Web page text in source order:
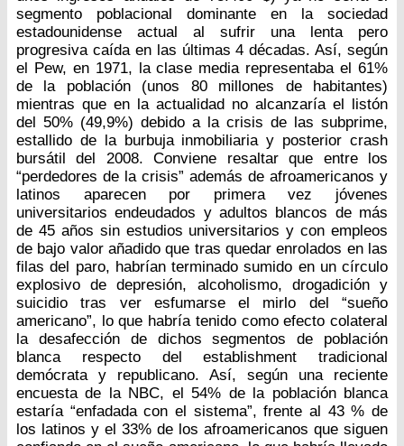
segmento poblacional dominante en la sociedad
estadounidense actual al sufrir una lenta pero
progresiva caída en las últimas 4 décadas. Así, según
el Pew, en 1971, la clase media representaba el 61%
de la población (unos 80 millones de habitantes)
mientras que en la actualidad no alcanzaría el listón
del 50% (49,9%) debido a la crisis de las subprime,
estallido de la burbuja inmobiliaria y posterior crash
bursátil del 2008. Conviene resaltar que entre los
“perdedores de la crisis” además de afroamericanos y
latinos aparecen por primera vez jóvenes
universitarios endeudados y adultos blancos de más
de 45 años sin estudios universitarios y con empleos
de bajo valor añadido que tras quedar enrolados en las
filas del paro, habrían terminado sumido en un círculo
explosivo de depresión, alcoholismo, drogadición y
suicidio tras ver esfumarse el mirlo del “sueño
americano”, lo que habría tenido como efecto colateral
la desafección de dichos segmentos de población
blanca respecto del establishment tradicional
demócrata y republicano. Así, según una reciente
encuesta de la NBC, el 54% de la población blanca
estaría “enfadada con el sistema”, frente al 43 % de
los latinos y el 33% de los afroamericanos que siguen